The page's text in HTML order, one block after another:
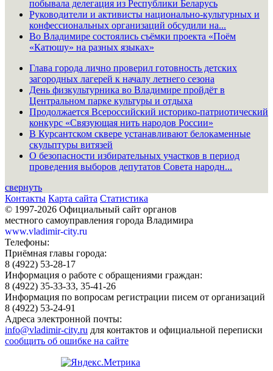
побывала делегация из Республики Беларусь
Руководители и активисты национально-культурных и
конфессиональных организаций обсудили на...
Во Владимире состоялись съёмки проекта «Поём
«Катюшу» на разных языках»
Глава города лично проверил готовность детских
загородных лагерей к началу летнего сезона
День физкультурника во Владимире пройдёт в
Центральном парке культуры и отдыха
Продолжается Всероссийский историко-патриотический
конкурс «Связующая нить народов России»
В Курсантском сквере устанавливают белокаменные
скульптуры витязей
О безопасности избирательных участков в период
проведения выборов депутатов Совета народн...
свернуть
Контакты Карта сайта Статистика
© 1997-2026 Официальный сайт органов
местного самоуправления города Владимира
www.vladimir-city.ru
Телефоны:
Приёмная главы города:
8 (4922) 53-28-17
Информация о работе с обращениями граждан:
8 (4922) 35-33-33, 35-41-26
Информация по вопросам регистрации писем от организаций
8 (4922) 53-24-91
Адреса электронной почты:
info@vladimir-city.ru для контактов и официальной переписки
сообщить об ошибке на сайте